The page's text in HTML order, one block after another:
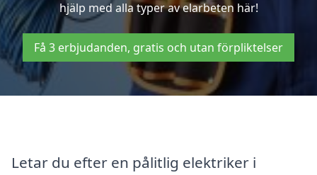
hjälp med alla typer av elarbeten här!
Få 3 erbjudanden, gratis och utan förpliktelser
Letar du efter en pålitlig elektriker i